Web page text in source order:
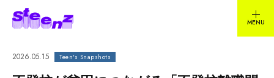
2026.05.15 Teen's Snapshots